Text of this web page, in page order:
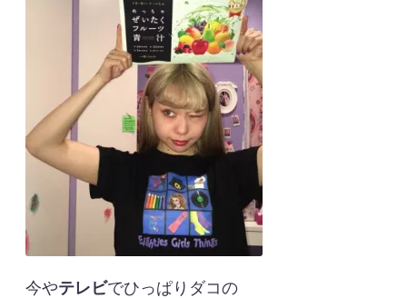
今やテレビでひっぱりダコの